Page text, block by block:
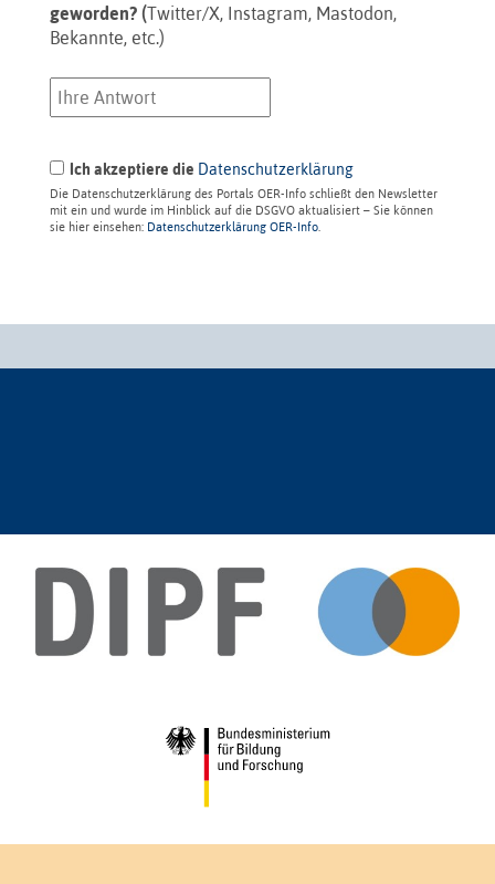
geworden? (Twitter/X, Instagram, Mastodon,
Bekannte, etc.)
Ich akzeptiere die Datenschutzerklärung
Die Datenschutzerklärung des Portals OER-Info schließt den Newsletter
mit ein und wurde im Hinblick auf die DSGVO aktualisiert – Sie können
sie hier einsehen: Datenschutzerklärung OER-Info